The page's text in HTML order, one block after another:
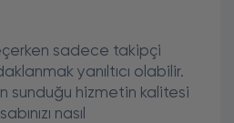
sadece takipçi
yanıltıcı olabilir.
sunduğu hizmetin kalitesi
nasıl